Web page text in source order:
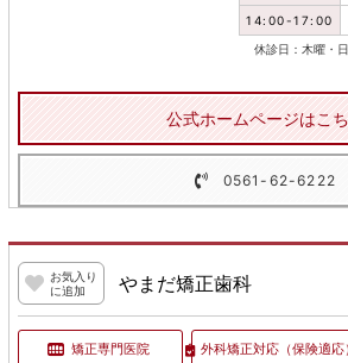
14:00-17:00
休診日：木曜・
公式ホームページはこ
0561-62-6222
お気入り
に追加
やまだ矯正歯科
矯正専門医院 外科矯正対応（保険適応）